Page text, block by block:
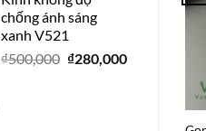
₫280,000.
chống ánh sáng
xanh V521
₫500,000 Giá
₫280,000Giá